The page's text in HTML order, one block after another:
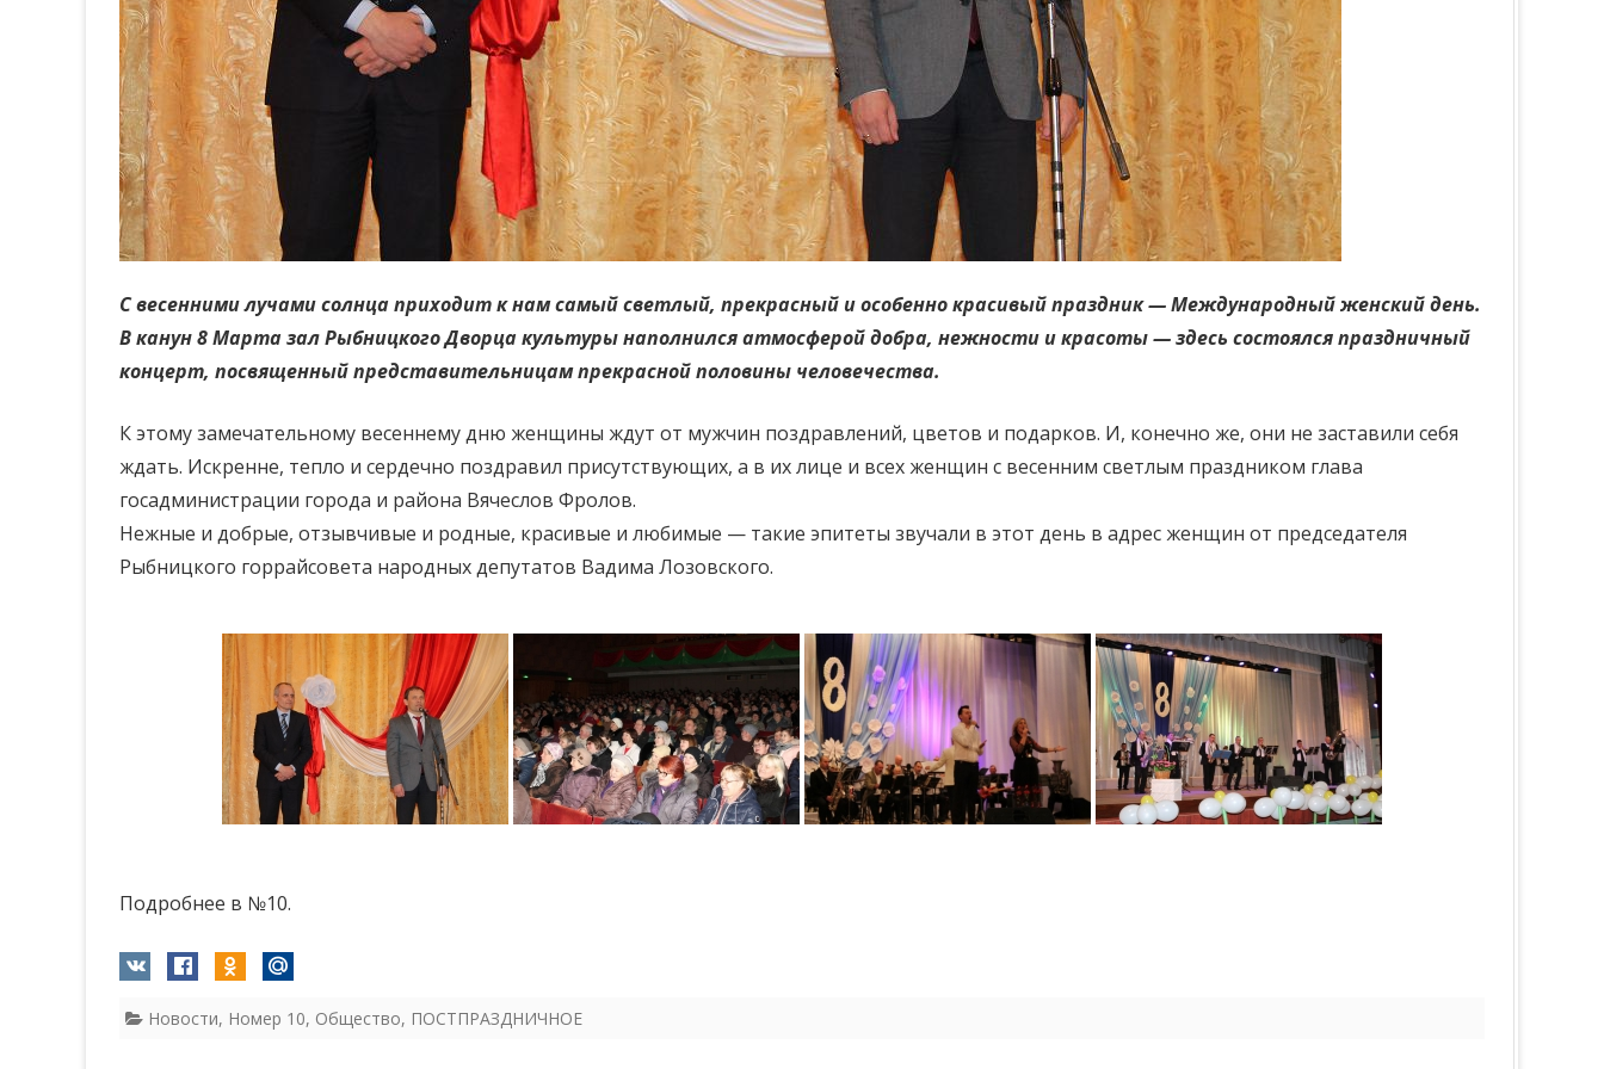
С весенними лучами солнца приходит к нам самый светлый, прекрасный и особенно красивый праздник — Международный женский день.
В канун 8 Марта зал Рыбницкого Дворца культуры наполнился атмосферой добра, нежности и красоты — здесь состоялся праздничный
концерт, посвященный представительницам прекрасной половины человечества.
К этому замечательному весеннему дню женщины ждут от мужчин поздравлений, цветов и подарков. И, конечно же, они не заставили себя
ждать. Искренне, тепло и сердечно поздравил присутствующих, а в их лице и всех женщин с весенним светлым праздником глава
госадминистрации города и района Вячеслов Фролов.
Нежные и добрые, отзывчивые и родные, красивые и любимые — такие эпитеты звучали в этот день в адрес женщин от председателя
Рыбницкого горрайсовета народных депутатов Вадима Лозовского.
Подробнее в №10.
Новости, Номер 10, Общество, ПОСТПРАЗДНИЧНОЕ